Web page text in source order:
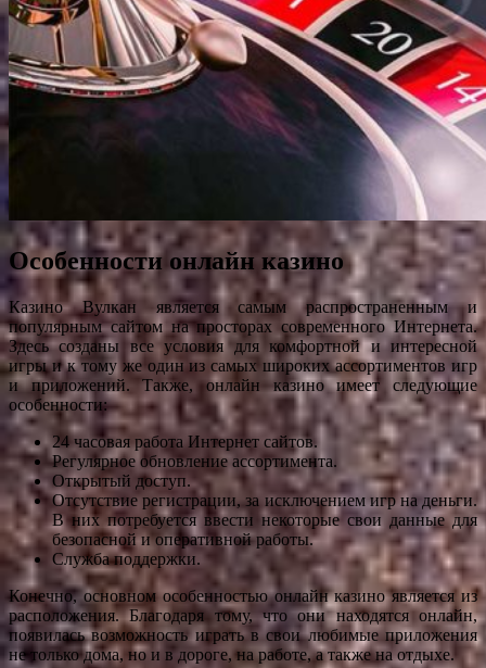
Особенности онлайн казино
Казино Вулкан является самым распространенным и
популярным сайтом на просторах современного Интернета.
Здесь созданы все условия для комфортной и интересной
игры и к тому же один из самых широких ассортиментов игр
и приложений. Также, онлайн казино имеет следующие
особенности:
24 часовая работа Интернет сайтов.
Регулярное обновление ассортимента.
Открытый доступ.
Отсутствие регистрации, за исключением игр на деньги.
В них потребуется ввести некоторые свои данные для
безопасной и оперативной работы.
Служба поддержки.
Конечно, основном особенностью онлайн казино является из
расположения. Благодаря тому, что они находятся онлайн,
появилась возможность играть в свои любимые приложения
не только дома, но и в дороге, на работе, а также на отдыхе.